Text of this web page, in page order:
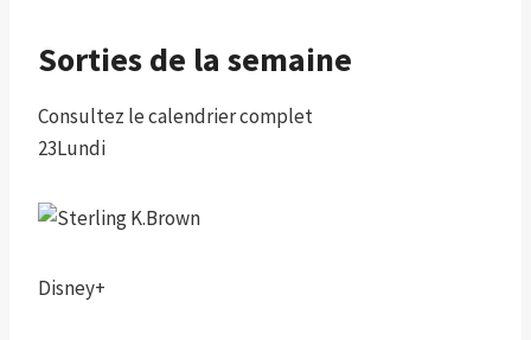
Sorties de la semaine
Consultez le calendrier complet
23Lundi
Disney+